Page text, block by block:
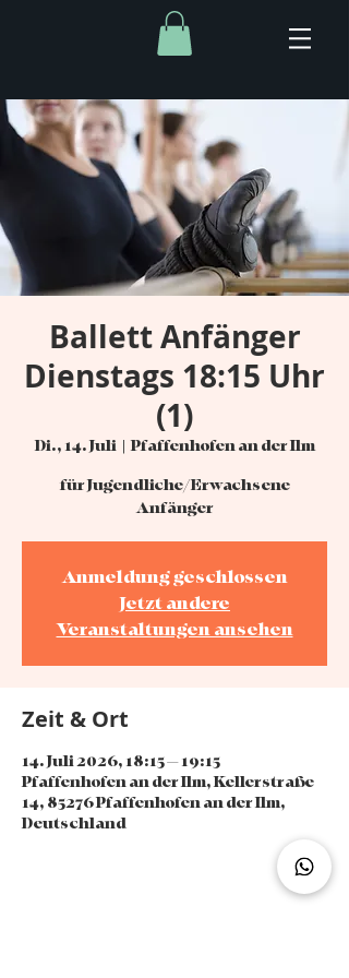
Ballett Anfänger
Dienstags 18:15 Uhr
(1)
Di., 14. Juli
  |
Pfaffenhofen an der Ilm
für Jugendliche/Erwachsene
Anfänger
Anmeldung geschlossen
Jetzt andere
Veranstaltungen ansehen
Zeit & Ort
14. Juli 2026, 18:15 – 19:15
Pfaffenhofen an der Ilm, Kellerstraße
14, 85276 Pfaffenhofen an der Ilm,
Deutschland